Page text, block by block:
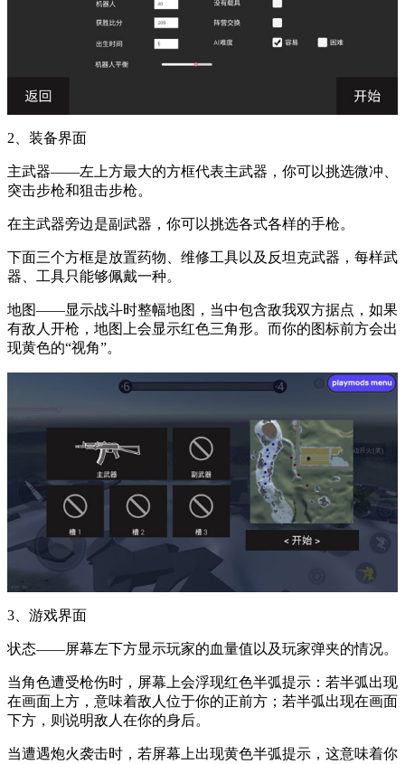
2、装备界面
主武器——左上方最大的方框代表主武器，你可以挑选微冲、
突击步枪和狙击步枪。
在主武器旁边是副武器，你可以挑选各式各样的手枪。
下面三个方框是放置药物、维修工具以及反坦克武器，每样武
器、工具只能够佩戴一种。
地图——显示战斗时整幅地图，当中包含敌我双方据点，如果
有敌人开枪，地图上会显示红色三角形。而你的图标前方会出
现黄色的“视角”。
3、游戏界面
状态——屏幕左下方显示玩家的血量值以及玩家弹夹的情况。
当角色遭受枪伤时，屏幕上会浮现红色半弧提示：若半弧出现
在画面上方，意味着敌人位于你的正前方；若半弧出现在画面
下方，则说明敌人在你的身后。
当遭遇炮火袭击时，若屏幕上出现黄色半弧提示，这意味着你